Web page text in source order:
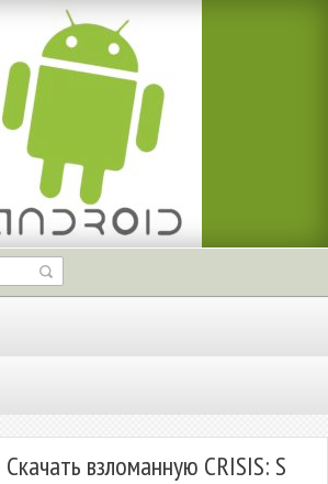
Скачать взломанную CRISIS: S